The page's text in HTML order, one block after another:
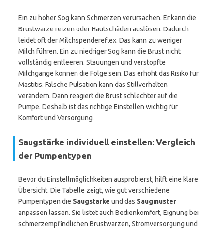
Ein zu hoher Sog kann Schmerzen verursachen. Er kann die
Brustwarze reizen oder Hautschäden auslösen. Dadurch
leidet oft der Milchspendereflex. Das kann zu weniger
Milch führen. Ein zu niedriger Sog kann die Brust nicht
vollständig entleeren. Stauungen und verstopfte
Milchgänge können die Folge sein. Das erhöht das Risiko für
Mastitis. Falsche Pulsation kann das Stillverhalten
verändern. Dann reagiert die Brust schlechter auf die
Pumpe. Deshalb ist das richtige Einstellen wichtig für
Komfort und Versorgung.
Saugstärke individuell einstellen: Vergleich
der Pumpentypen
Bevor du Einstellmöglichkeiten ausprobierst, hilft eine klare
Übersicht. Die Tabelle zeigt, wie gut verschiedene
Pumpentypen die Saugstärke und das Saugmuster
anpassen lassen. Sie listet auch Bedienkomfort, Eignung bei
schmerzempfindlichen Brustwarzen, Stromversorgung und